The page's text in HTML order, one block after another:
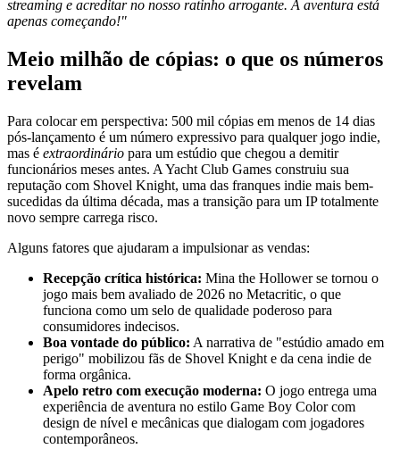
streaming e acreditar no nosso ratinho arrogante. A aventura está
apenas começando!"
Meio milhão de cópias: o que os números
revelam
Para colocar em perspectiva: 500 mil cópias em menos de 14 dias
pós-lançamento é um número expressivo para qualquer jogo indie,
mas é extraordinário para um estúdio que chegou a demitir
funcionários meses antes. A Yacht Club Games construiu sua
reputação com Shovel Knight, uma das franques indie mais bem-
sucedidas da última década, mas a transição para um IP totalmente
novo sempre carrega risco.
Alguns fatores que ajudaram a impulsionar as vendas:
Recepção crítica histórica: Mina the Hollower se tornou o
jogo mais bem avaliado de 2026 no Metacritic, o que
funciona como um selo de qualidade poderoso para
consumidores indecisos.
Boa vontade do público: A narrativa de "estúdio amado em
perigo" mobilizou fãs de Shovel Knight e da cena indie de
forma orgânica.
Apelo retro com execução moderna: O jogo entrega uma
experiência de aventura no estilo Game Boy Color com
design de nível e mecânicas que dialogam com jogadores
contemporâneos.